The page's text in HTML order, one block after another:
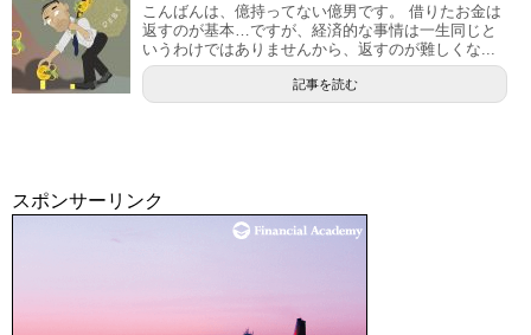
こんばんは、億持ってない億男です。 借りたお金は
返すのが基本…ですが、経済的な事情は一生同じと
いうわけではありませんから、返すのが難しくな...
記事を読む
スポンサーリンク